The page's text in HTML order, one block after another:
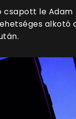
csapott le Adam
alkotó